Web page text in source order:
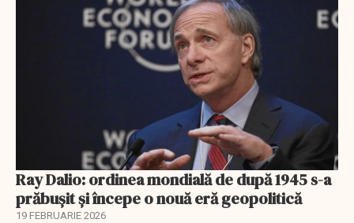
Ray Dalio: ordinea mondială de după 1945 s-a
prăbușit și începe o nouă eră geopolitică
19 FEBRUARIE 2026